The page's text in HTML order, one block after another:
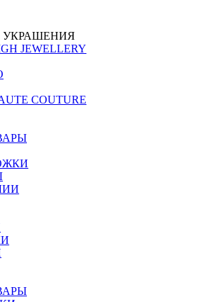
JEWELLERY
COUTURE